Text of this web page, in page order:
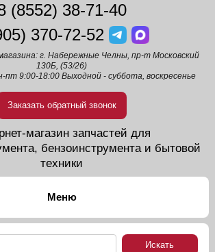
(8552) 38-71-40
370-72-52
г. Набережные Челны, пр-т Московский
130Б, (53/26)
9:00-18:00 Выходной - суббота, воскресенье
Заказать обратный звонок
магазин запчастей для
бензоинструмента и бытовой
техники